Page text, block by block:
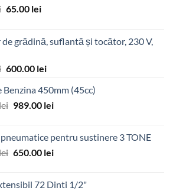
Prețul
fost:
65.00 leiPrețul
65.00 lei.
grădină, suflantă și tocător, 230 V,
Prețul
a
fost:
600.00 leiPrețul
este:
600.00 lei.
Benzina 450mm (45cc)
Prețul
fost:
2,164.21 lei.
989.00 leiPrețul
989.00 lei.
pentru sustinere 3 TONE
Prețul
fost:
650.00 leiPrețul
650.00 lei.
72 Dinti 1/2"